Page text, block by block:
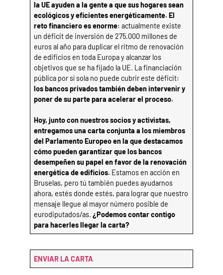
la UE ayuden a la gente a que sus hogares sean
ecológicos y eficientes energéticamente. El
reto financiero es enorme: actualmente existe
un déficit de inversión de 275.000 millones de
euros al año para duplicar el ritmo de renovación
de edificios en toda Europa y alcanzar los
objetivos que se ha fijado la UE. La financiación
pública por sí sola no puede cubrir este déficit:
los bancos privados también deben intervenir y
poner de su parte para acelerar el proceso.
Hoy, junto con nuestros socios y activistas,
entregamos una carta conjunta a los miembros
del Parlamento Europeo en la que destacamos
cómo pueden garantizar que los bancos
desempeñen su papel en favor de la renovación
energética de edificios. Estamos en acción en
Bruselas, pero tú también puedes ayudarnos
ahora, estés donde estés, para lograr que nuestro
mensaje llegue al mayor número posible de
eurodiputados/as.¿Podemos contar contigo
para hacerles llegar la carta?
ENVIAR LA CARTA